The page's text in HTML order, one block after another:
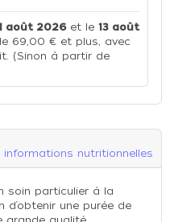
août 2026et le 13 août
69,00 € et plus, avec
(Sinon à partir de
informations nutritionnelles
soin particulier à la
une purée de